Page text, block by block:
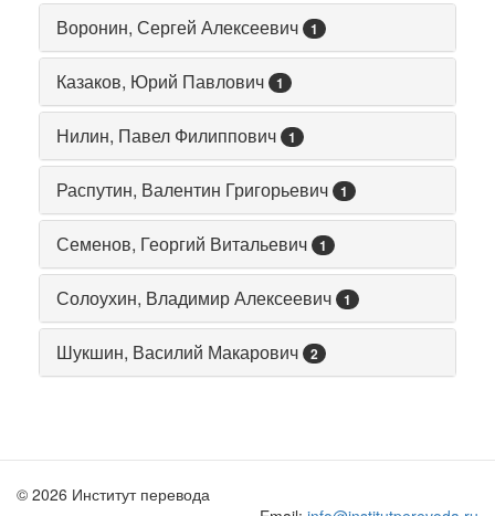
Воронин, Сергей Алексеевич 1
Казаков, Юрий Павлович 1
Нилин, Павел Филиппович 1
Распутин, Валентин Григорьевич 1
Семенов, Георгий Витальевич 1
Солоухин, Владимир Алексеевич 1
Шукшин, Василий Макарович 2
© 2026 Институт перевода